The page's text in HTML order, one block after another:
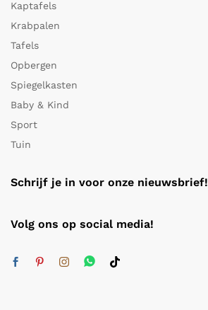
Kaptafels
Krabpalen
Tafels
Opbergen
Spiegelkasten
Baby & Kind
Sport
Tuin
Schrijf je in voor onze nieuwsbrief!
Volg ons op social media!